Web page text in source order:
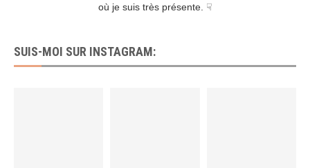
où je suis très présente. ☟
SUIS-MOI SUR INSTAGRAM: